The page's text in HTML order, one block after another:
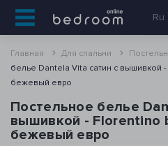
Ru
Главная Для спальни
белье Dantela Vita сатин с
бежевый евро
Постельное белье
вышивкой - Florentino
бежевый евро